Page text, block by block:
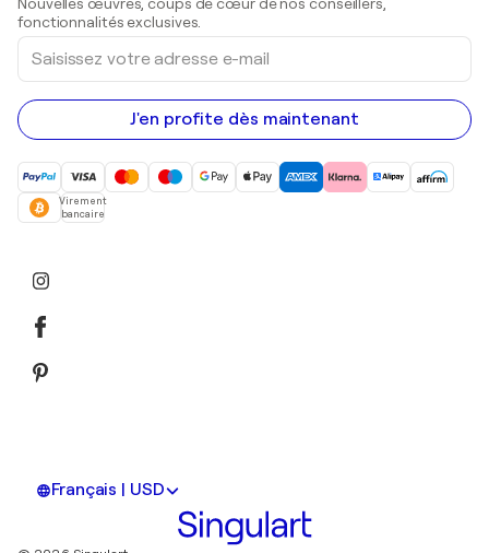
Peintures acryliques
fonctionnalités exclusives.
Saisissez
votre
adresse
e-
mail
J'en profite dès maintenant
Virement
bancaire
Français | USD